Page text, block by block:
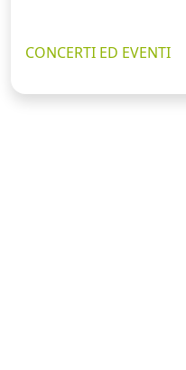
CONCERTI ED EVENTI